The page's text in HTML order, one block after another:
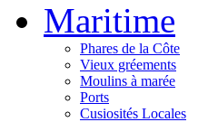
Maritime
Phares de la Côte
Vieux gréements
Moulins à marée
Ports
Cusiosités Locales